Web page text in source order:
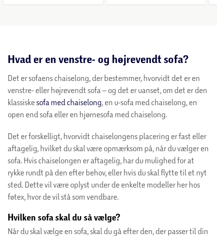
Hvad er en venstre- og højrevendt sofa?
Det er sofaens chaiselong, der bestemmer, hvorvidt det er en
venstre- eller højrevendt sofa – og det er uanset, om det er den
klassiskesofa med chaiselong , en u-sofa med chaiselong, en
open end sofa eller en hjørnesofa med chaiselong.
Det er forskelligt, hvorvidt chaiselongens placering er fast eller
aftagelig, hvilket du skal være opmærksom på, når du vælger en
sofa. Hvis chaiselongen er aftagelig, har du mulighed for at
rykke rundt på den efter behov, eller hvis du skal flytte til et nyt
sted. Dette vil være oplyst under de enkelte modeller her hos
føtex, hvor de vil stå som vendbare.
Hvilken sofa skal du så vælge?
Når du skal vælge en sofa, skal du gå efter den, der passer til din